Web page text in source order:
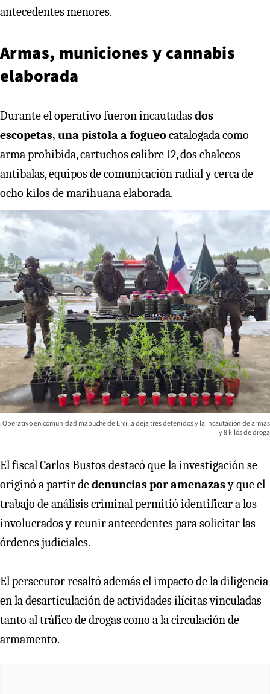
antecedentes menores.
Armas, municiones y cannabis
elaborada
Durante el operativo fueron incautadasdos
escopetas, una pistola a fogueo catalogada como
arma prohibida, cartuchos calibre 12, dos chalecos
antibalas, equipos de comunicación radial y cerca de
ocho kilos de marihuana elaborada.
Operativo en comunidad mapuche de Ercilla deja tres detenidos y la incautación de armas
y 8 kilos de droga
El fiscal Carlos Bustos destacó que la investigación se
originó a partir dedenuncias por amenazasy que el
trabajo de análisis criminal permitió identificar a los
involucrados y reunir antecedentes para solicitar las
órdenes judiciales.
El persecutor resaltó además el impacto de la diligencia
en la desarticulación de actividades ilícitas vinculadas
tanto al tráfico de drogas como a la circulación de
armamento.